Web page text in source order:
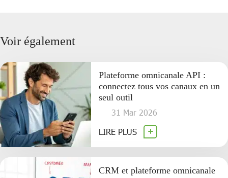
Voir également
Plateforme omnicanale API :
connectez tous vos canaux en un
seul outil
31 Mar 2026
LIRE PLUS
CRM et plateforme omnicanale